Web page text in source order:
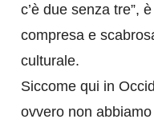
c’è due senza tre”,
compresa e
culturale.
Siccome qui in
ovvero non